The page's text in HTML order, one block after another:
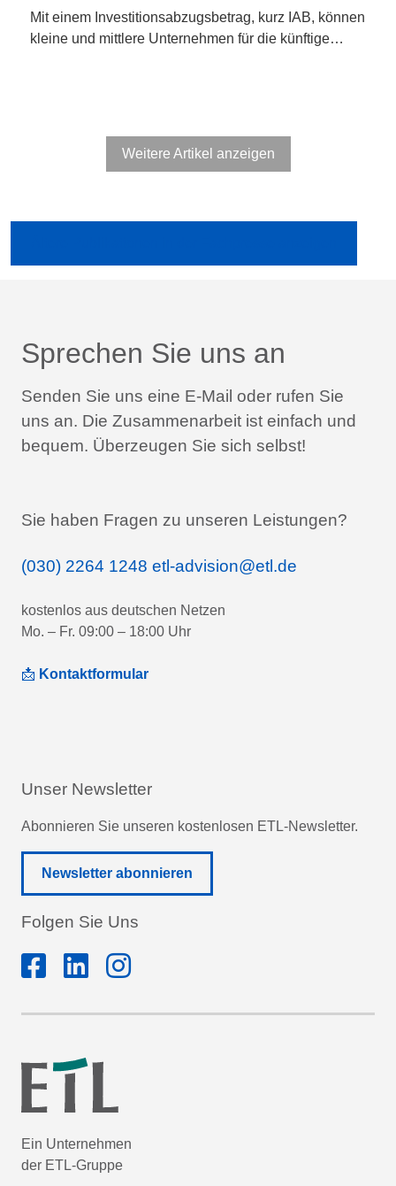
Mit einem Investitionsabzugsbetrag, kurz IAB, können
kleine und mittlere Unternehmen für die künftige…
Weitere Artikel anzeigen
Sprechen Sie uns an
Senden Sie uns eine E-Mail oder rufen Sie
uns an. Die Zusammenarbeit ist einfach und
bequem. Überzeugen Sie sich selbst!
Sie haben Fragen zu unseren Leistungen?
(030) 2264 1248 etl-advision@etl.de
kostenlos aus deutschen Netzen
Mo. – Fr. 09:00 – 18:00 Uhr
📩 Kontaktformular
Unser Newsletter
Abonnieren Sie unseren kostenlosen ETL-Newsletter.
Newsletter abonnieren
Folgen Sie Uns
Ein Unternehmen
der ETL-Gruppe